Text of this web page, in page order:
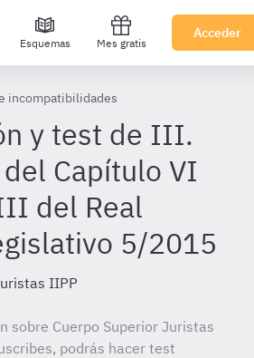
Esquemas Mes gratis
Acceder
incompatibilidades
y test de III.
Capítulo VI
del Real
5/2015
IIPP
sobre Cuerpo Superior Juristas
podrás hacer test